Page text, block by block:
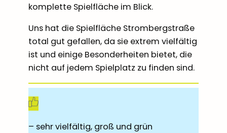
komplette Spielfläche im Blick.
Uns hat die Spielfläche Strombergstraße
total gut gefallen, da sie extrem vielfältig
ist und einige Besonderheiten bietet, die
nicht auf jedem Spielplatz zu finden sind.
– sehr vielfältig, groß und grün